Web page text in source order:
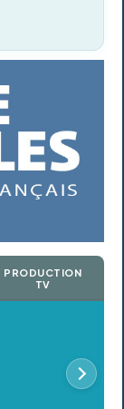
PRODUCTION
TV